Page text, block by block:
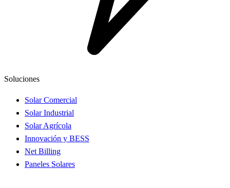
Soluciones
Solar Comercial
Solar Industrial
Solar Agrícola
Innovación y BESS
Net Billing
Paneles Solares